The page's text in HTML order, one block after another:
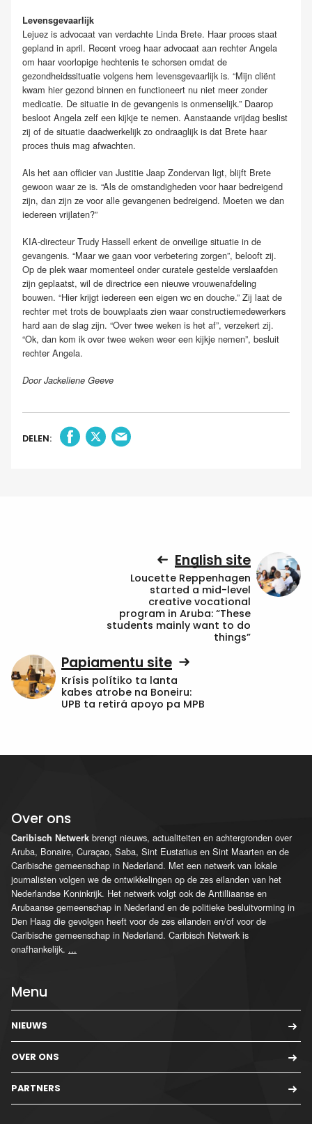
Levensgevaarlijk
Lejuez is advocaat van verdachte Linda Brete. Haar proces staat
gepland in april. Recent vroeg haar advocaat aan rechter Angela
om haar voorlopige hechtenis te schorsen omdat de
gezondheidssituatie volgens hem levensgevaarlijk is. “Mijn cliënt
kwam hier gezond binnen en functioneert nu niet meer zonder
medicatie. De situatie in de gevangenis is onmenselijk.” Daarop
besloot Angela zelf een kijkje te nemen. Aanstaande vrijdag beslist
zij of de situatie daadwerkelijk zo ondraaglijk is dat Brete haar
proces thuis mag afwachten.
Als het aan officier van Justitie Jaap Zondervan ligt, blijft Brete
gewoon waar ze is. “Als de omstandigheden voor haar bedreigend
zijn, dan zijn ze voor alle gevangenen bedreigend. Moeten we dan
iedereen vrijlaten?”
KIA-directeur Trudy Hassell erkent de onveilige situatie in de
gevangenis. “Maar we gaan voor verbetering zorgen”, belooft zij.
Op de plek waar momenteel onder curatele gestelde verslaafden
zijn geplaatst, wil de directrice een nieuwe vrouwenafdeling
bouwen. “Hier krijgt iedereen een eigen wc en douche.” Zij laat de
rechter met trots de bouwplaats zien waar constructiemedewerkers
hard aan de slag zijn. “Over twee weken is het af”, verzekert zij.
“Ok, dan kom ik over twee weken weer een kijkje nemen”, besluit
rechter Angela.
Door Jackeliene Geeve
DELEN:
English site
Loucette Reppenhagen
started a mid-level
creative vocational
program in Aruba: “These
students mainly want to do
things”
Papiamentu site
Krísis polítiko ta lanta
kabes atrobe na Boneiru:
UPB ta retirá apoyo pa MPB
Over ons
Caribisch Netwerk brengt nieuws, actualiteiten en achtergronden over
Aruba, Bonaire, Curaçao, Saba, Sint Eustatius en Sint Maarten en de
Caribische gemeenschap in Nederland. Met een netwerk van lokale
journalisten volgen we de ontwikkelingen op de zes eilanden van het
Nederlandse Koninkrijk. Het netwerk volgt ook de Antilliaanse en
Arubaanse gemeenschap in Nederland en de politieke besluitvorming in
Den Haag die gevolgen heeft voor de zes eilanden en/of voor de
Caribische gemeenschap in Nederland. Caribisch Netwerk is
onafhankelijk. ...
Menu
NIEUWS
OVER ONS
PARTNERS